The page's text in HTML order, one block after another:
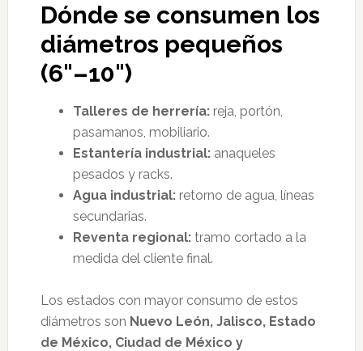
Dónde se consumen los
diámetros pequeños
(6"–10")
Talleres de herrería:reja, portón,
pasamanos, mobiliario.
Estantería industrial:anaqueles
pesados y racks.
Agua industrial:retorno de agua, líneas
secundarias.
Reventa regional:tramo cortado a la
medida del cliente final.
Los estados con mayor consumo de estos
diámetros son Nuevo León, Jalisco, Estado
de México, Ciudad de México y